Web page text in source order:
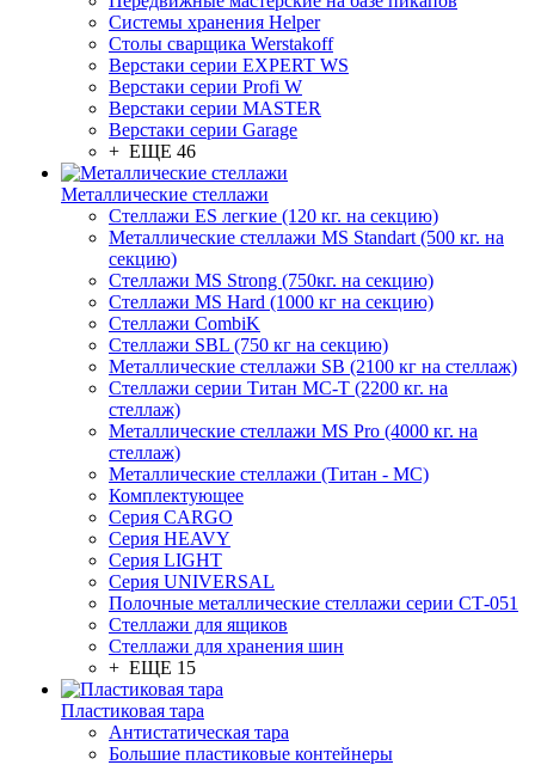
Системы хранения Helper
Столы сварщика Werstakoff
Верстаки серии EXPERT WS
Верстаки серии Profi W
Верстаки серии MASTER
Верстаки серии Garage
+ ЕЩЕ 46
Металлические стеллажи
Стеллажи ES легкие (120 кг. на секцию)
Металлические стеллажи MS Standart (500 кг. на
секцию)
Стеллажи MS Strong (750кг. на секцию)
Стеллажи MS Hard (1000 кг на секцию)
Стеллажи CombiK
Стеллажи SBL (750 кг на секцию)
Металлические стеллажи SB (2100 кг на стеллаж)
Стеллажи серии Титан МС-Т (2200 кг. на
стеллаж)
Металлические стеллажи MS Pro (4000 кг. на
стеллаж)
Металлические стеллажи (Титан - МС)
Комплектующее
Серия CARGO
Серия HEAVY
Серия LIGHT
Серия UNIVERSAL
Полочные металлические стеллажи серии СТ-051
Стеллажи для ящиков
Стеллажи для хранения шин
+ ЕЩЕ 15
Пластиковая тара
Антистатическая тара
Большие пластиковые контейнеры